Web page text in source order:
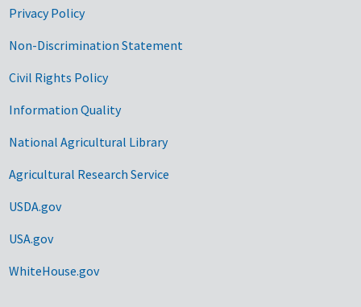
Privacy Policy
Non-Discrimination Statement
Civil Rights Policy
Information Quality
National Agricultural Library
Agricultural Research Service
USDA.gov
USA.gov
WhiteHouse.gov